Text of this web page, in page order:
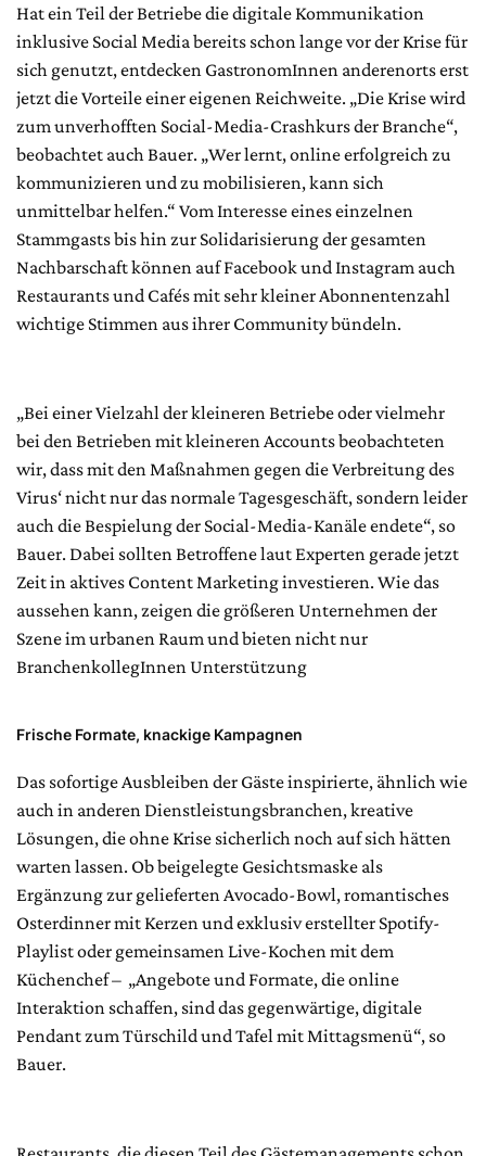
Hat ein Teil der Betriebe die digitale Kommunikation
inklusive Social Media bereits schon lange vor der Krise für
sich genutzt, entdecken GastronomInnen anderenorts erst
jetzt die Vorteile einer eigenen Reichweite. „Die Krise wird
zum unverhofften Social-Media-Crashkurs der Branche“,
beobachtet auch Bauer. „Wer lernt, online erfolgreich zu
kommunizieren und zu mobilisieren, kann sich
unmittelbar helfen.“ Vom Interesse eines einzelnen
Stammgasts bis hin zur Solidarisierung der gesamten
Nachbarschaft können auf Facebook und Instagram auch
Restaurants und Cafés mit sehr kleiner Abonnentenzahl
wichtige Stimmen aus ihrer Community bündeln.
„Bei einer Vielzahl der kleineren Betriebe oder vielmehr
bei den Betrieben mit kleineren Accounts beobachteten
wir, dass mit den Maßnahmen gegen die Verbreitung des
Virus‘ nicht nur das normale Tagesgeschäft, sondern leider
auch die Bespielung der Social-Media-Kanäle endete“, so
Bauer. Dabei sollten Betroffene laut Experten gerade jetzt
Zeit in aktives Content Marketing investieren. Wie das
aussehen kann, zeigen die größeren Unternehmen der
Szene im urbanen Raum und bieten nicht nur
BranchenkollegInnen Unterstützung
Frische Formate, knackige Kampagnen
Das sofortige Ausbleiben der Gäste inspirierte, ähnlich wie
auch in anderen Dienstleistungsbranchen, kreative
Lösungen, die ohne Krise sicherlich noch auf sich hätten
warten lassen. Ob beigelegte Gesichtsmaske als
Ergänzung zur gelieferten Avocado-Bowl, romantisches
Osterdinner mit Kerzen und exklusiv erstellter Spotify-
Playlist oder gemeinsamen Live-Kochen mit dem
Küchenchef – „Angebote und Formate, die online
Interaktion schaffen, sind das gegenwärtige, digitale
Pendant zum Türschild und Tafel mit Mittagsmenü“, so
Bauer.